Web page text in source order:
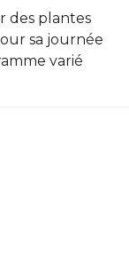
des plantes
sa journée
varié